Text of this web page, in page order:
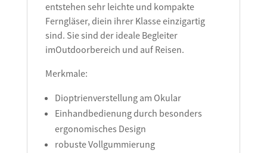
entstehen sehr leichte und kompakte
Ferngläser, diein ihrer Klasse einzigartig
sind. Sie sind der ideale Begleiter
imOutdoorbereich und auf Reisen.
Merkmale:
Dioptrienverstellung am Okular
Einhandbedienung durch besonders
ergonomisches Design
robuste Vollgummierung